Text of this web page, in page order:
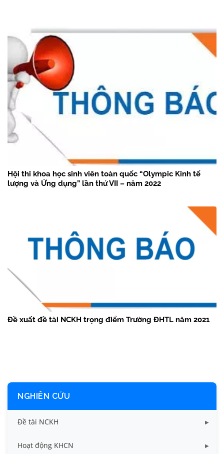
Hội thi khoa học sinh viên toàn quốc “Olympic Kinh tế
lượng và Ứng dụng” lần thứ VII – năm 2022
Đề xuất đề tài NCKH trọng điểm Trường ĐHTL năm 2021
NGHIÊN CỨU
Đề tài NCKH
Dữ liệu Đề tài cấp Bộ
Hoạt động KHCN